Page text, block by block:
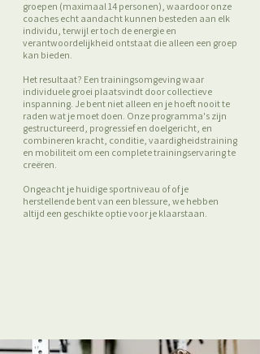
groepen (maximaal 14 personen), waardoor onze
coaches echt aandacht kunnen besteden aan elk
individu, terwijl er toch de energie en
verantwoordelijkheid ontstaat die alleen een groep
kan bieden.
Het resultaat? Een trainingsomgeving waar
individuele groei plaatsvindt door collectieve
inspanning. Je bent niet alleen en je hoeft nooit te
raden wat je moet doen. Onze programma's zijn
gestructureerd, progressief en doelgericht, en
combineren kracht, conditie, vaardigheidstraining
en mobiliteit om een complete trainingservaring te
creëren.
Ongeacht je huidige sportniveau of of je
herstellende bent van een blessure, we hebben
altijd een geschikte optie voor je klaarstaan.